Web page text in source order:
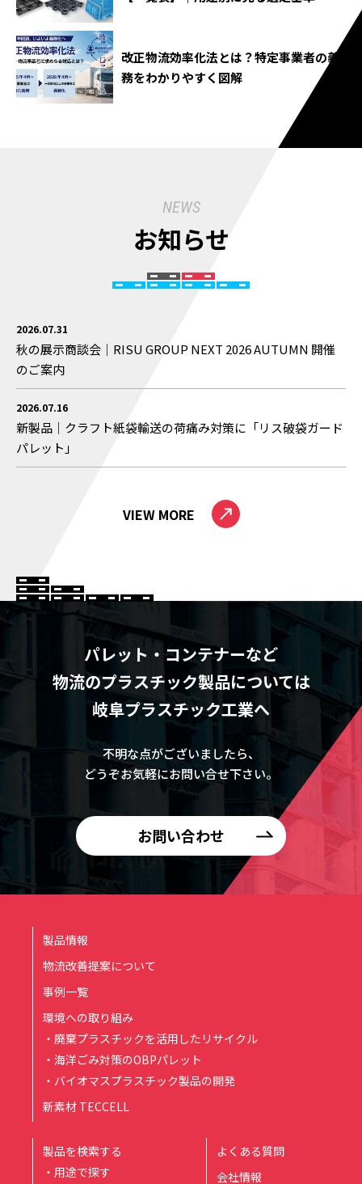
改正物流効率化法とは？特定事業者の義
務をわかりやすく図解
NEWS
お知らせ
2026.07.31
秋の展示商談会｜RISU GROUP NEXT 2026 AUTUMN 開催
のご案内
2026.07.16
新製品｜クラフト紙袋輸送の荷痛み対策に「リス破袋ガード
パレット」
VIEW MORE
パレット・コンテナーなど
物流のプラスチック製品については
岐阜プラスチック工業へ
不明な点がございましたら、
どうぞお気軽にお問い合せ下さい。
お問い合わせ
製品情報
物流改善提案について
事例一覧
環境への取り組み
・廃棄プラスチックを活用したリサイクル
・海洋ごみ対策のOBPパレット
・バイオマスプラスチック製品の開発
新素材 TECCELL
製品を検索する
・用途で探す
よくある質問
会社情報